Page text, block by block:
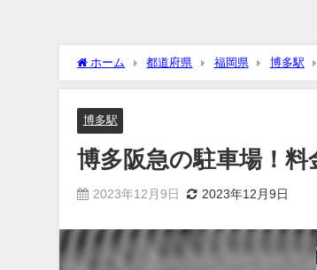
ホーム 都道府県 福岡県 博多駅
博多駅
博多阪急の駐車場！料
2023年12月9日 2023年12月9日